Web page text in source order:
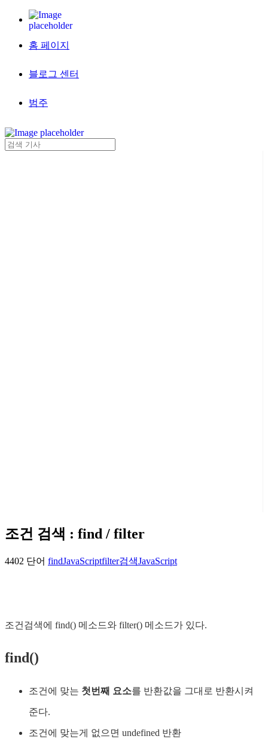
홈 페이지
블로그 센터
범주
조건 검색 : find / filter
4402 단어 findJavaScriptfilter검색JavaScript
조건검색에 find() 메소드와 filter() 메소드가 있다.
find()
조건에 맞는 첫번째 요소를 반환값을 그대로 반환시켜
준다.
조건에 맞는게 없으면 undefined 반환